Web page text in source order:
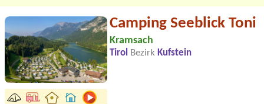
Camping Seeblick Toni
Kramsach
Tirol Bezirk Kufstein